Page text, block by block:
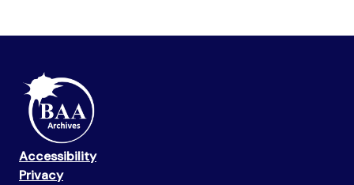
Accessibility
Privacy